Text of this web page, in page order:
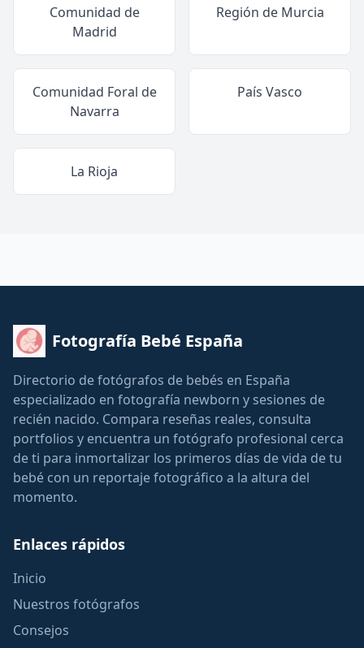
Comunidad de
Madrid
Región de Murcia
Comunidad Foral de
Navarra
País Vasco
La Rioja
Fotografía Bebé España
Directorio de fotógrafos de bebés en España
especializado en fotografía newborn y sesiones de
recién nacido. Compara reseñas reales, consulta
portfolios y encuentra un fotógrafo profesional cerca
de ti para inmortalizar los primeros días de vida de tu
bebé con un reportaje fotográfico a la altura del
momento.
Enlaces rápidos
Inicio
Nuestros fotógrafos
Consejos